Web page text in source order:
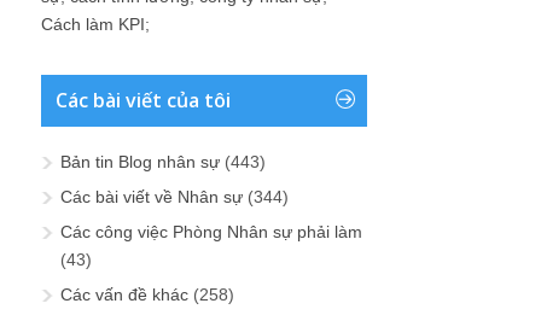
Cách làm KPI;
Các bài viết của tôi
Bản tin Blog nhân sự (443)
Các bài viết về Nhân sự (344)
Các công việc Phòng Nhân sự phải làm
(43)
Các vấn đề khác (258)